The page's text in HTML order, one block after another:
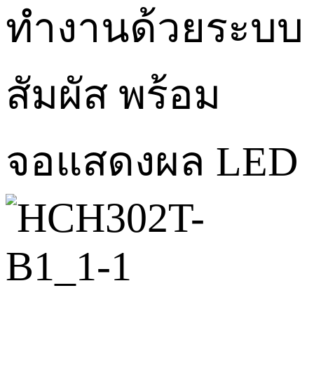
ทำงานด้วยระบบ
สัมผัส พร้อม
จอแสดงผล LED